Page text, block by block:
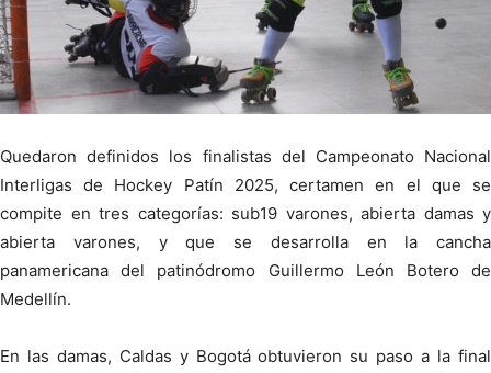
Quedaron definidos los finalistas del Campeonato Nacional
Interligas de Hockey Patín 2025, certamen en el que se
compite en tres categorías: sub19 varones, abierta damas y
abierta varones, y que se desarrolla en la cancha
panamericana del patinódromo Guillermo León Botero de
Medellín.
En las damas, Caldas y Bogotá obtuvieron su paso a la final